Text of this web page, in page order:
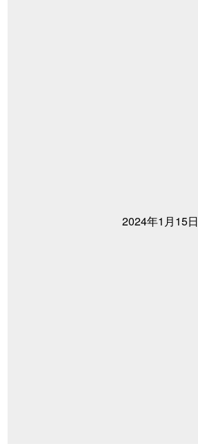
2024年1月15日